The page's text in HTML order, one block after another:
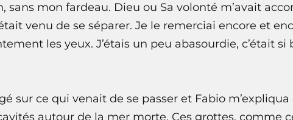
sans mon fardeau. Dieu ou Sa volonté m’avait
venu de se séparer. Je le remerciai encore et
les yeux. J’étais un peu abasourdie, c’était si
sur ce qui venait de se passer et Fabio m’expliqua
autour de la mer morte. Ces grottes, comme